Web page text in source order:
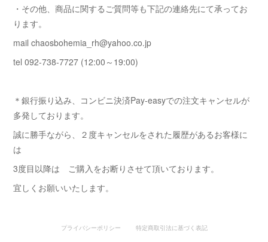
・その他、商品に関するご質問等も下記の連絡先にて承ってお
ります。
mail chaosbohemia_rh@yahoo.co.jp
tel 092-738-7727 (12:00～19:00)
＊銀行振り込み、コンビニ決済Pay-easyでの注文キャンセルが
多発しております。
誠に勝手ながら、２度キャンセルをされた履歴があるお客様に
は
3度目以降は ご購入をお断りさせて頂いております。
宜しくお願いいたします。
プライバシーポリシー 特定商取引法に基づく表記